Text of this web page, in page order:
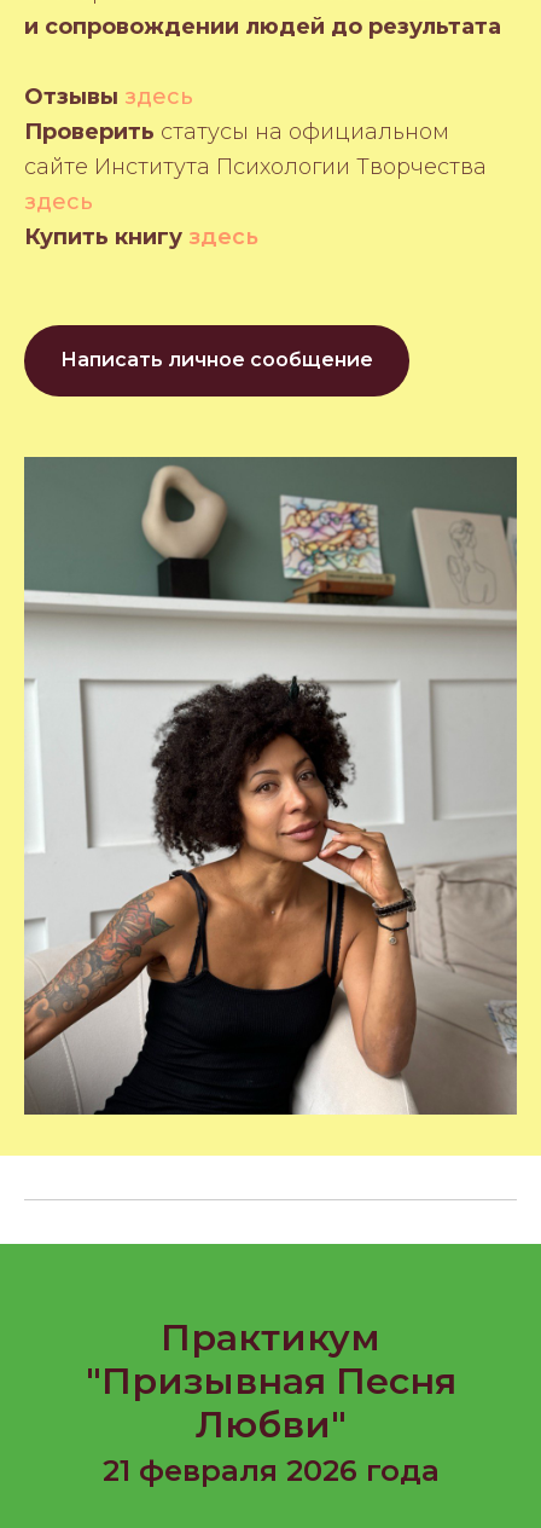
и сопровождении людей до результата
Отзывы здесь
Проверить статусы на официальном
сайте Института Психологии Творчества
здесь
Купить книгу здесь
Написать личное сообщение
Практикум
"Призывная Песня
Любви"
21 февраля 2026 года